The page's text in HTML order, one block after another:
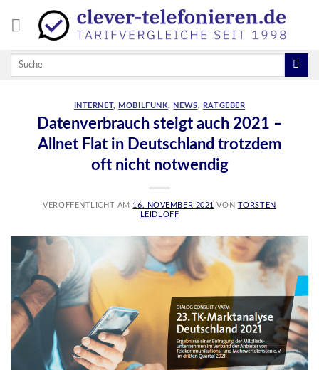
INTERNET, MOBILFUNK NEWS RATGEBER
Datenverbrauch steigt auch 2021 –
Allnet Flat in Deutschland trotzdem
oft nicht notwendig
VERÖFFENTLICHT AM 16. NOVEMBER 2021 VON TORSTEN
LEIDLOFF